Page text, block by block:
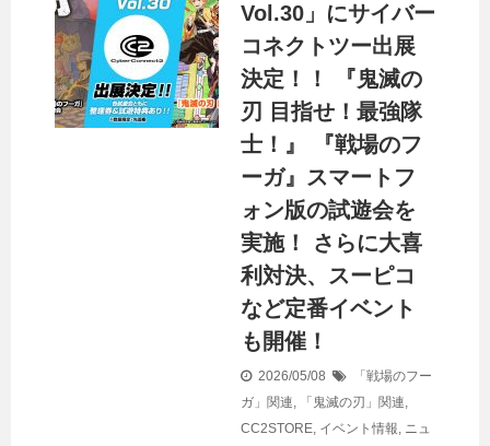
Vol.30」にサイバー
コネクトツー出展
決定！！ 『鬼滅の
刃 目指せ！最強隊
士！』 『戦場のフ
ーガ』スマートフ
ォン版の試遊会を
実施！ さらに大喜
利対決、スーピコ
など定番イベント
も開催！
2026/05/08
「戦場のフー
ガ」関連, 「鬼滅の刃」関連,
CC2STORE, イベント情報, ニュ